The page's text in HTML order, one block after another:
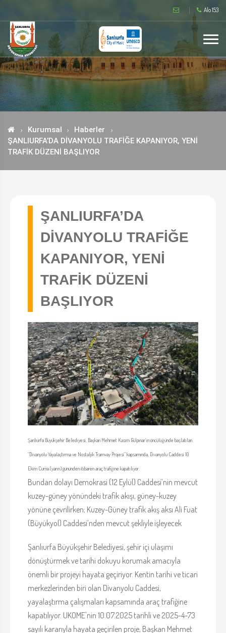
Alo 153
Kurumsal
Haberler
ŞANLIURFA’DA DİVANYOLU TRAFİĞE KAPANIYOR, YENİ
TRAFİK DÜZENİ BAŞLIYOR
ŞANLIURFA’DA
DİVANYOLU TRAFİĞE
KAPANIYOR, YENİ
TRAFİK DÜZENİ
BAŞLIYOR
Şanlıurfa Büyükşehir Belediyesi, Başkan Mehmet Kasım Gülpınar’ın öncülüğünde başlatılan
“Divanyolu Yayalaştırma ve Nostaljik Tramvay Projesi” kapsamında, Divanyolu Caddesi 10
Ekim Cuma (yarın) gününden itibaren araç trafiğine kapatılıyor.
Bundan dolayı Demokrasi (12 Eylül) Caddesi’nin mevcut
kuzey-güney yönündeki trafik akışı, güney-kuzey
yönüne çevrilirken; Kuzey-Güney trafik akış aksı Ali Fuat
(Büyükyol) Caddesi’nden mevcut şekliyle işleyecek
Şanlıurfa Büyükşehir Belediyesi, şehir içi ulaşımı
dönüştürmek ve tarihi dokuyu korumak amacıyla
önemli bir projeyi hayata geçiriyor. Kentin tarihi ve ticari
merkezlerinden biri olan Divanyolu Caddesi,
yayalaştırma çalışmaları kapsamında araç trafiğine
kapatılıyor. UKOME'nin 10.07.2025 tarihli ve 2025-4-73
sayılı kararıyla hayata geçirilen proje, Başkan Mehmet